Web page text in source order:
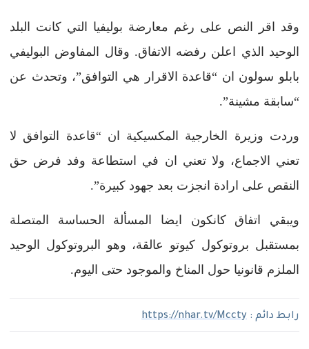
وقد اقر النص على رغم معارضة بوليفيا التي كانت البلد
الوحيد الذي اعلن رفضه الاتفاق. وقال المفاوض البوليفي
بابلو سولون ان “قاعدة الاقرار هي التوافق”، وتحدث عن
“سابقة مشينة”.
وردت وزيرة الخارجية المكسيكية ان “قاعدة التوافق لا
تعني الاجماع، ولا تعني ان في استطاعة وفد فرض حق
النقص على ارادة انجزت بعد جهود كبيرة”.
ويبقي اتفاق كانكون ايضا المسألة الحساسة المتصلة
بمستقبل بروتوكول كيوتو عالقة، وهو البروتوكول الوحيد
الملزم قانونيا حول المناخ والموجود حتى اليوم.
رابط دائم : https://nhar.tv/Mccty